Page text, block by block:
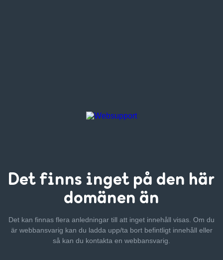
Det finns inget på den här
domänen än
Det kan finnas flera anledningar till att inget innehåll visas. Om du
är webbansvarig kan du ladda upp/ta bort befintligt innehåll eller
så kan du kontakta en webbansvarig.